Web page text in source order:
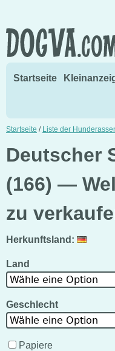
Direkt
Startseite
Startseite / Liste der
Deutscher
(166) —
zu
Herkunftsland:
Land
Wähle eine Option
Geschlecht
Wähle eine Option
Papiere